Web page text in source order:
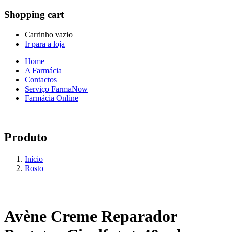
Shopping cart
Carrinho vazio
Ir para a loja
Home
A Farmácia
Contactos
Serviço FarmaNow
Farmácia Online
Produto
Início
Rosto
Avène Creme Reparador